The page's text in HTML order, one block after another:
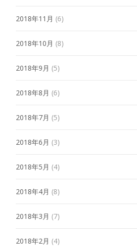
2018年11月 (6)
2018年10月 (8)
2018年9月 (5)
2018年8月 (6)
2018年7月 (5)
2018年6月 (3)
2018年5月 (4)
2018年4月 (8)
2018年3月 (7)
2018年2月 (4)